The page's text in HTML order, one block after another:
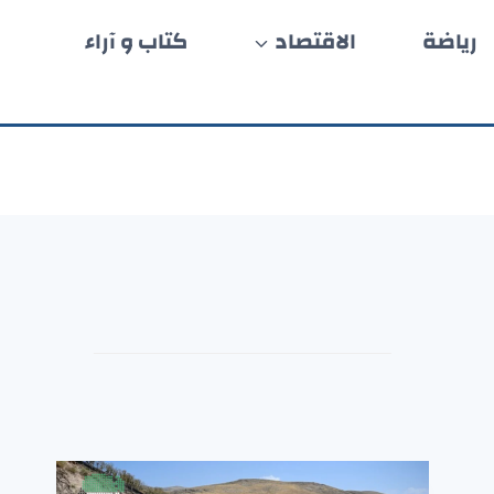
رياضة الاقتصاد كتاب و آراء